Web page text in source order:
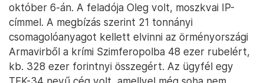
október 6-án. A feladója Oleg volt, moszkvai IP-
címmel. A megbízás szerint 21 tonnányi
csomagolóanyagot kellett elvinni az örményországi
Armavirből a krími Szimferopolba 48 ezer rubelért,
kb. 328 ezer forintnyi összegért. Az ügyfél egy